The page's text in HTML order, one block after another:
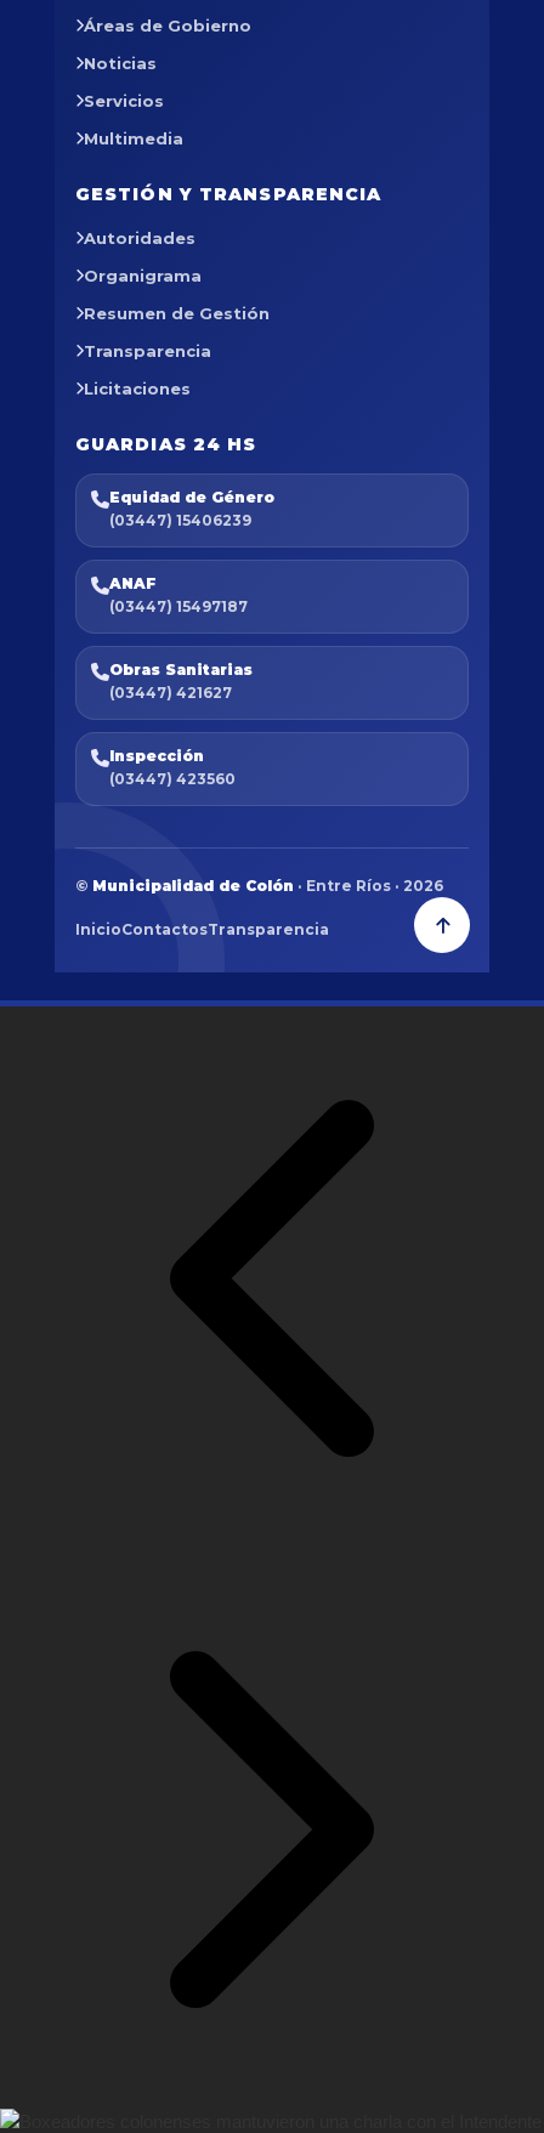
Áreas de Gobierno
Noticias
Servicios
Multimedia
GESTIÓN Y TRANSPARENCIA
Autoridades
Organigrama
Resumen de Gestión
Transparencia
Licitaciones
GUARDIAS 24 HS
Equidad de Género
(03447) 15406239
ANAF
(03447) 15497187
Obras Sanitarias
(03447) 421627
Inspección
(03447) 423560
© Municipalidad de Colón · Entre Ríos · 2026
InicioContactosTransparencia